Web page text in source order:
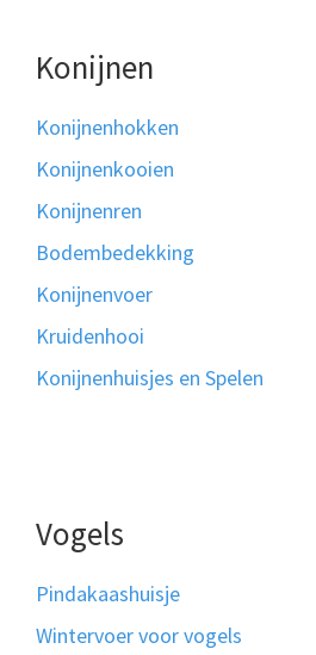
Konijnen
Konijnenhokken
Konijnenkooien
Konijnenren
Bodembedekking
Konijnenvoer
Kruidenhooi
Konijnenhuisjes en Spelen
Vogels
Pindakaashuisje
Wintervoer voor vogels